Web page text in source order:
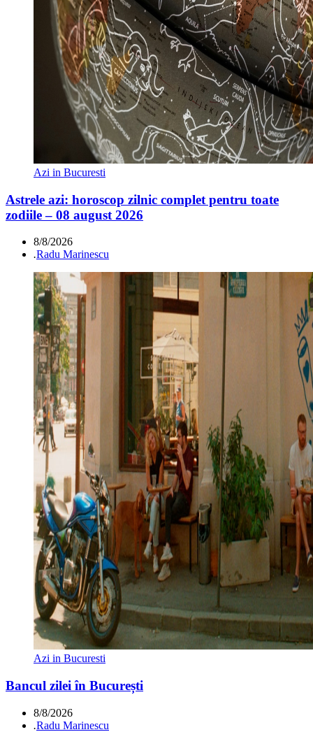
Azi in Bucuresti
Astrele azi: horoscop zilnic complet pentru toate
zodiile – 08 august 2026
8/8/2026
.Radu Marinescu
Azi in Bucuresti
Bancul zilei în București
8/8/2026
.Radu Marinescu